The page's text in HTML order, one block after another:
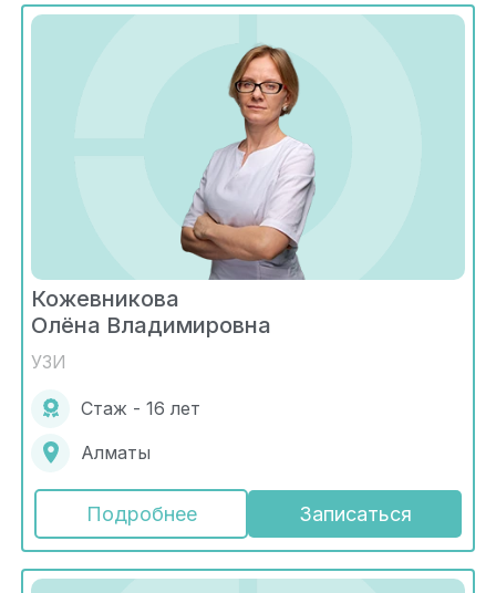
Кожевникова
Олёна Владимировна
УЗИ
Стаж - 16 лет
Алматы
Подробнее Записаться